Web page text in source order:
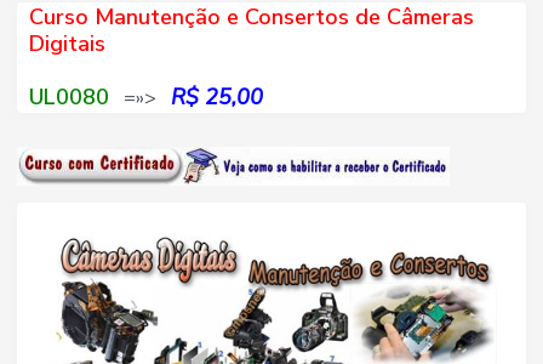
Curso Manutenção e Consertos de Câmeras
Digitais
UL0080 =»> R$ 25,00